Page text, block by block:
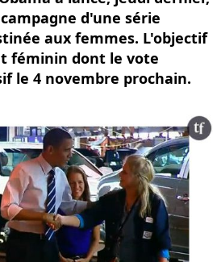
d'une série
aux femmes. L'objectif
féminin dont le vote
le 4 novembre prochain.